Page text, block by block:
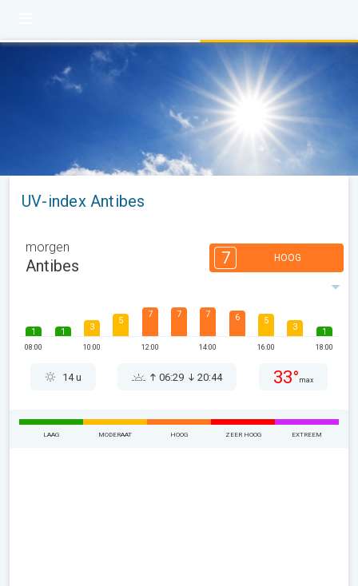
UV-index Antibes
morgen
Antibes 7 HOOG
1
08:00
1 3
10:00
5
7
12:00
7 7
14:00
6 5
16:00
3 1
18:00
14 u 06:29 20:44 33° max
LAAG MODERAAT HOOG ZEER HOOG EXTREEM